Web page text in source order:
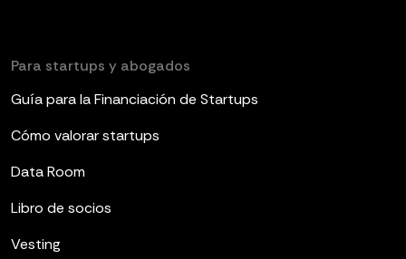
Para startups y abogados
Guía para la Financiación de Startups
Cómo valorar startups
Data Room
Libro de socios
Vesting